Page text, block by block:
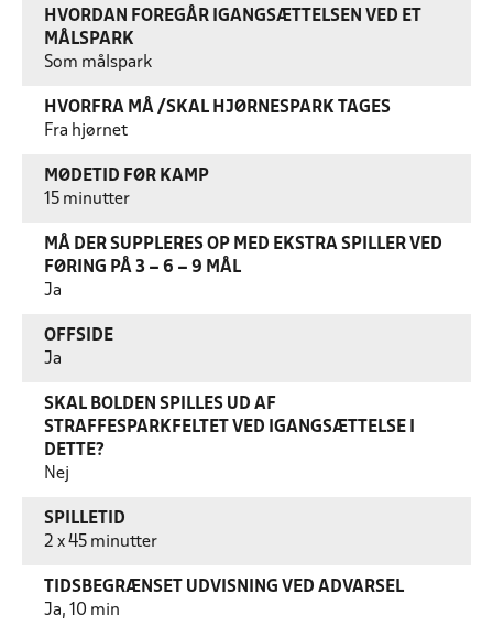
HVORDAN FOREGÅR IGANGSÆTTELSEN VED ET
MÅLSPARK
Som målspark
HVORFRA MÅ /SKAL HJØRNESPARK TAGES
Fra hjørnet
MØDETID FØR KAMP
15 minutter
MÅ DER SUPPLERES OP MED EKSTRA SPILLER VED
FØRING PÅ 3 – 6 – 9 MÅL
Ja
OFFSIDE
Ja
SKAL BOLDEN SPILLES UD AF
STRAFFESPARKFELTET VED IGANGSÆTTELSE I
DETTE?
Nej
SPILLETID
2 x 45 minutter
TIDSBEGRÆNSET UDVISNING VED ADVARSEL
Ja, 10 min